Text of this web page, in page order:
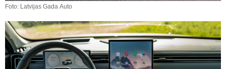
Foto: Latvijas Gada Auto